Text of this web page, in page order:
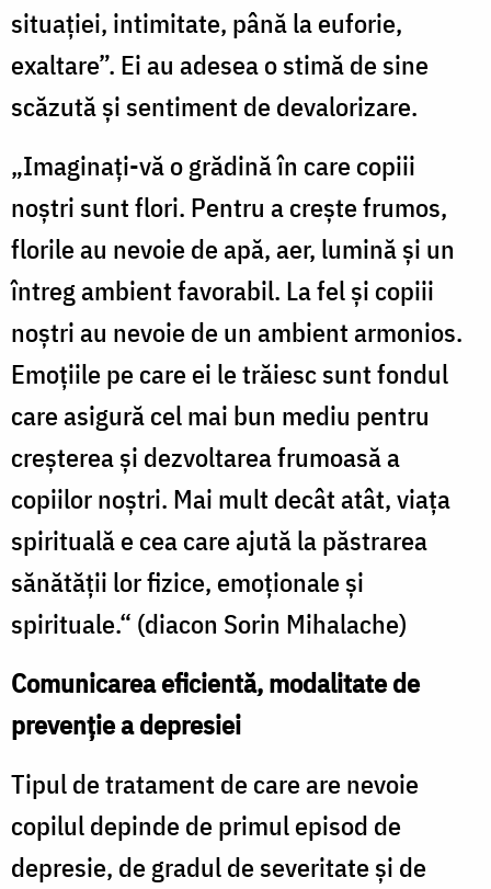
situaţiei, intimitate, până la euforie,
exaltare”. Ei au adesea o stimă de sine
scăzută şi sentiment de devalorizare.
„Imaginaţi-vă o grădină în care copiii
noştri sunt flori. Pentru a creşte frumos,
florile au nevoie de apă, aer, lumină şi un
întreg ambient favorabil. La fel şi copiii
noştri au nevoie de un ambient armonios.
Emoţiile pe care ei le trăiesc sunt fondul
care asigură cel mai bun mediu pentru
creşterea şi dezvoltarea frumoasă a
copiilor noştri. Mai mult decât atât, viaţa
spirituală e cea care ajută la păstrarea
sănătăţii lor fizice, emoţionale şi
spirituale.“ (diacon Sorin Mihalache)
Comunicarea eficientă, modalitate de
prevenţie a depresiei
Tipul de tratament de care are nevoie
copilul depinde de primul episod de
depresie, de gradul de severitate şi de